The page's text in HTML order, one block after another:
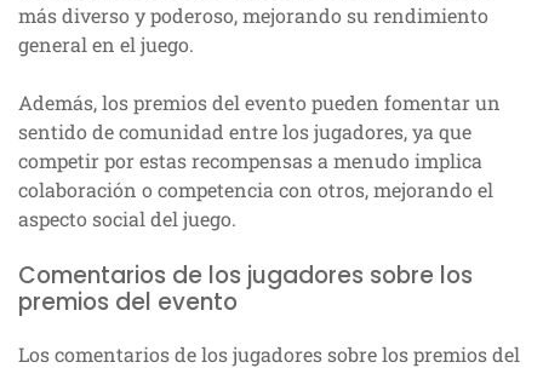
más diverso y poderoso, mejorando su rendimiento
general en el juego.
Además, los premios del evento pueden fomentar un
sentido de comunidad entre los jugadores, ya que
competir por estas recompensas a menudo implica
colaboración o competencia con otros, mejorando el
aspecto social del juego.
Comentarios de los jugadores sobre los
premios del evento
Los comentarios de los jugadores sobre los premios del